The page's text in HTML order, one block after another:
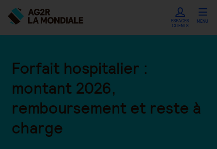
ESPACES
CLIENTS
MENU
Forfait hospitalier :
montant 2026,
remboursement et reste à
charge